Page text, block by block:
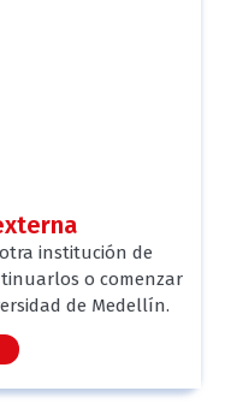
institución de
o comenzar
de Medellín.